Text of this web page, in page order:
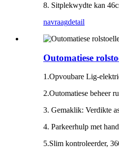
8. Sitplekwydte kan
navraagdetail
Outomatiese
1.Opvoubare Lig-
2.Outomatiese beheer
3. Gemaklik: Verdikte
4. Parkeerhulp met
5.Slim kontroleerder,